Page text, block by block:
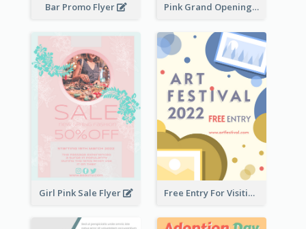
Bar Promo Flyer Pink Grand Opening Flyer
Girl Pink Sale Flyer Free Entry For Visiting Art Fest Flyer